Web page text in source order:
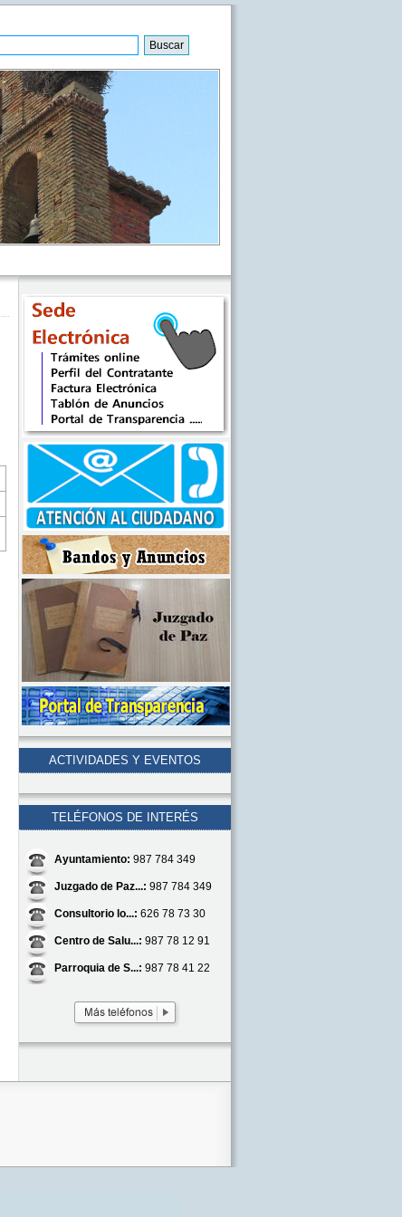
ACTIVIDADES Y EVENTOS
TELÉFONOS DE INTERÉS
Ayuntamiento: 987 784 349
Juzgado de Paz...: 987 784 349
Consultorio lo...: 626 78 73 30
Centro de Salu...: 987 78 12 91
Parroquia de S...: 987 78 41 22